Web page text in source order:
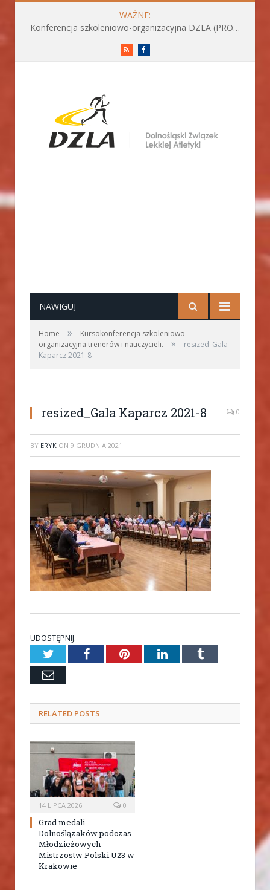
WAŻNE:
Konferencja szkoleniowo-organizacyjna DZLA (PROGRAM już do pobrania)
RSS
NAWIGUJ
Home »
Kursokonferencja szkoleniowo
organizacyjna trenerów i nauczycieli.
»
resized_Gala
Kaparcz 2021-8
resized_Gala Kaparcz 2021-8 0
BY ERYK ON 9 GRUDNIA 2021
UDOSTĘPNIJ.
TwitterFacebookPinterestLinkedInTumblr
Email
RELATED POSTS
14 LIPCA 2026 0
Grad medali
Dolnoślązaków podczas
Młodzieżowych
Mistrzostw Polski U23 w
Krakowie